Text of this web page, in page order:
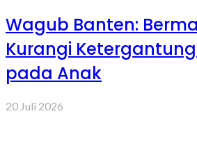
Wagub Banten:
Kurangi
pada Anak
20 Juli 2026